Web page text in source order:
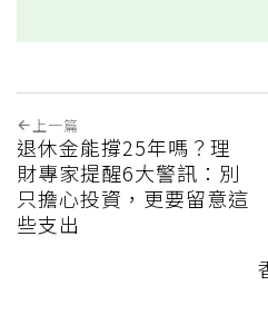
上一篇
退休金能撐25年嗎？理
財專家提醒6大警訊：別
只擔心投資，更要留意這
些支出